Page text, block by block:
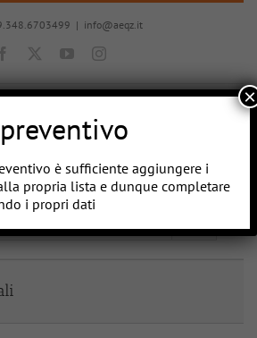
| info@aeqz.it
Facebook YouTubeInstagram
è sufficiente aggiungere i
propria lista e dunque completare
i propri dati
×